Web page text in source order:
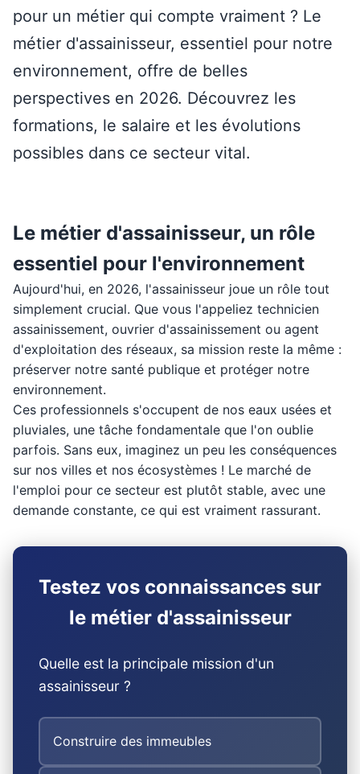
pour un métier qui compte vraiment ? Le
métier d'assainisseur, essentiel pour notre
environnement, offre de belles
perspectives en 2026. Découvrez les
formations, le salaire et les évolutions
possibles dans ce secteur vital.
Le métier d'assainisseur, un rôle
essentiel pour l'environnement
Aujourd'hui, en 2026, l'assainisseur joue un rôle tout
simplement crucial. Que vous l'appeliez technicien
assainissement, ouvrier d'assainissement ou agent
d'exploitation des réseaux, sa mission reste la même :
préserver notre santé publique et protéger notre
environnement.
Ces professionnels s'occupent de nos eaux usées et
pluviales, une tâche fondamentale que l'on oublie
parfois. Sans eux, imaginez un peu les conséquences
sur nos villes et nos écosystèmes ! Le marché de
l'emploi pour ce secteur est plutôt stable, avec une
demande constante, ce qui est vraiment rassurant.
Testez vos connaissances sur
le métier d'assainisseur
Quelle est la principale mission d'un
assainisseur ?
Construire des immeubles